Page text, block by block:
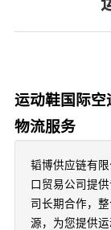
运动鞋国际
物流服务
韬博供应链有
口贸易公司提
司长期合作，
源，为您提供